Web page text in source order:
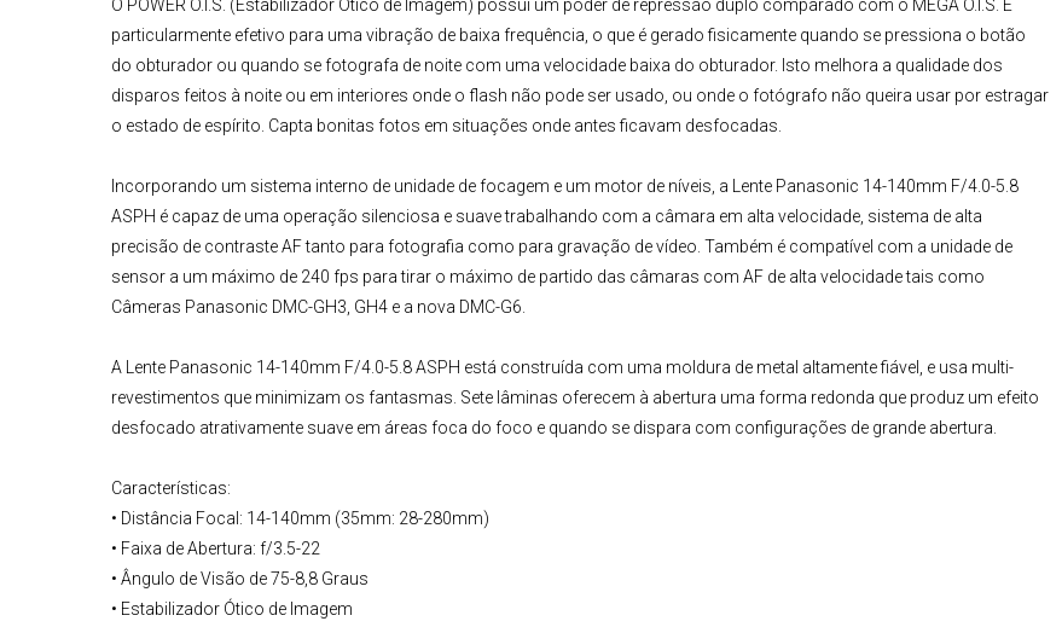
O POWER O.I.S. (Estabilizador Ótico de Imagem) possui um poder de repressão duplo comparado com o MEGA O.I.S. É
particularmente efetivo para uma vibração de baixa frequência, o que é gerado fisicamente quando se pressiona o botão
do obturador ou quando se fotografa de noite com uma velocidade baixa do obturador. Isto melhora a qualidade dos
disparos feitos à noite ou em interiores onde o flash não pode ser usado, ou onde o fotógrafo não queira usar por estragar
o estado de espírito. Capta bonitas fotos em situações onde antes ficavam desfocadas.
Incorporando um sistema interno de unidade de focagem e um motor de níveis, a Lente Panasonic 14-140mm F/4.0-5.8
ASPH é capaz de uma operação silenciosa e suave trabalhando com a câmara em alta velocidade, sistema de alta
precisão de contraste AF tanto para fotografia como para gravação de vídeo. Também é compatível com a unidade de
sensor a um máximo de 240 fps para tirar o máximo de partido das câmaras com AF de alta velocidade tais como
Câmeras Panasonic DMC-GH3, GH4 e a nova DMC-G6.
A Lente Panasonic 14-140mm F/4.0-5.8 ASPH está construída com uma moldura de metal altamente fiável, e usa multi-
revestimentos que minimizam os fantasmas. Sete lâminas oferecem à abertura uma forma redonda que produz um efeito
desfocado atrativamente suave em áreas foca do foco e quando se dispara com configurações de grande abertura.
Características:
• Distância Focal: 14-140mm (35mm: 28-280mm)
• Faixa de Abertura: f/3.5-22
• Ângulo de Visão de 75-8,8 Graus
• Estabilizador Ótico de Imagem